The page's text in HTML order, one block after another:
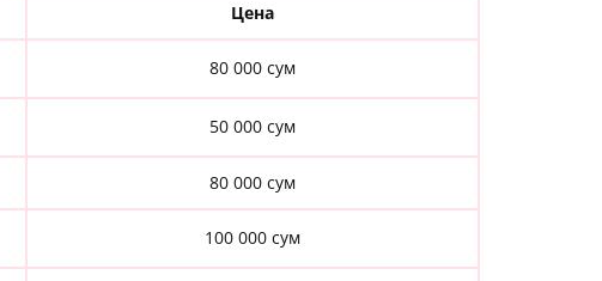
Цена
80 000 сум
50 000 сум
80 000 сум
100 000 сум